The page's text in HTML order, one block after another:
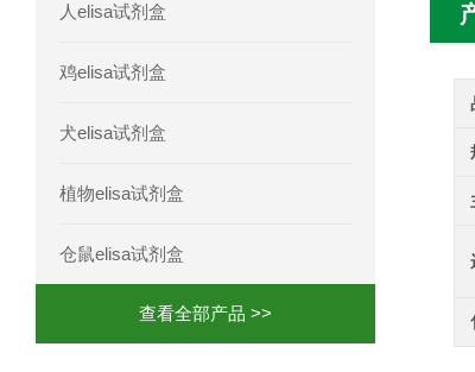
人elisa试剂盒
鸡elisa试剂盒
犬elisa试剂盒
植物elisa试剂盒
仓鼠elisa试剂盒
查看全部产品 >>